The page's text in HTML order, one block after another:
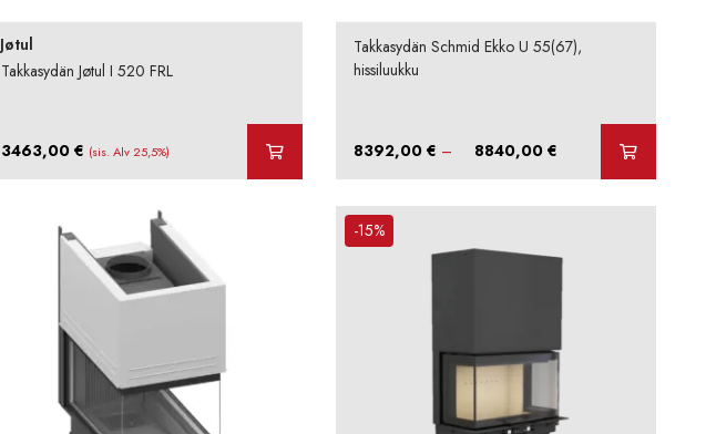
Jøtul
Takkasydän Jøtul I 520 FRL
3463,00 € (sis. Alv 25,5%)
Takkasydän Schmid Ekko U 55(67),
hissiluukku
8392,00€ – 8840,00€ Hintaluokka:
-15%